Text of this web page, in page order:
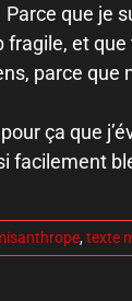
Parce que je
fragile, et
parce que
ça que
facilement
,texte